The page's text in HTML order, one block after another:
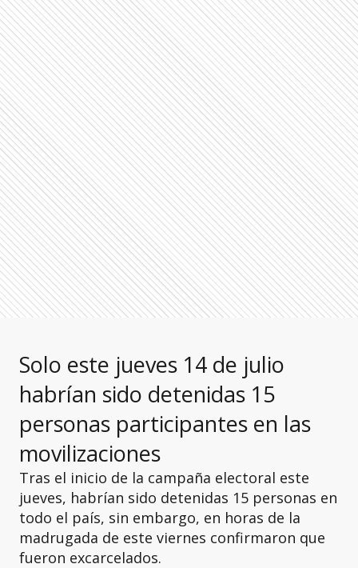
Solo este jueves 14 de julio
habrían sido detenidas 15
personas participantes en las
movilizaciones
Tras el inicio de la campaña electoral este
jueves, habrían sido detenidas 15 personas en
todo el país, sin embargo, en horas de la
madrugada de este viernes confirmaron que
fueron excarcelados.